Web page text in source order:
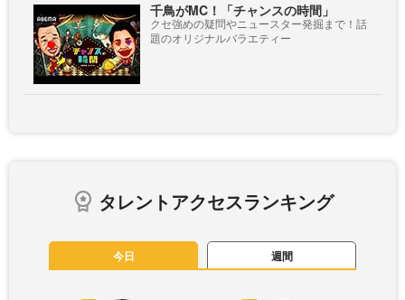
千鳥がMC！「チャンスの時間」
クセ強めの疑問やニュースター発掘まで！話
題のオリジナルバラエティー
タレントアクセスランキング
今日 週間